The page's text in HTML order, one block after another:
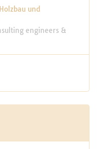
und
engineers &